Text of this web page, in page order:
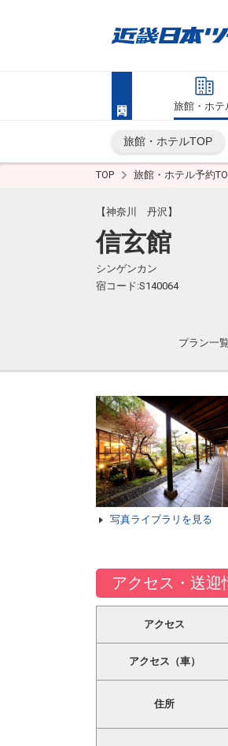
旅館・ホテ
旅館・ホテルTOP
TOP 旅館・ホテル予約
【神奈川 丹沢】
信玄館
シンゲンカン
宿コード:S140064
プラン一覧
写真ライブラリを見る
アクセス・送迎
アクセス
アクセス（車）
住所